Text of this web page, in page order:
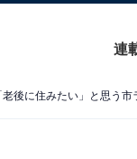
連